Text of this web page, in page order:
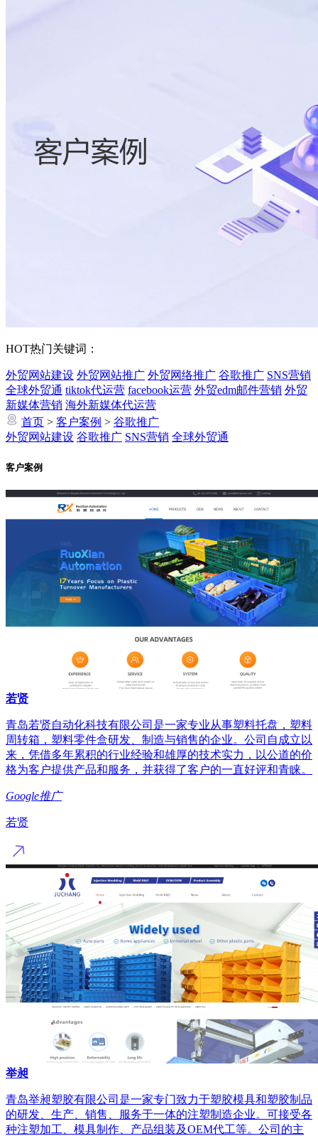
HOT热门关键词：
外贸网站建设 外贸网站推广 外贸网络推广 谷歌推广 SNS营销
全球外贸通 tiktok代运营 facebook运营 外贸edm邮件营销 外贸
新媒体营销 海外新媒体代运营
首页 > 客户案例 > 谷歌推广
外贸网站建设 谷歌推广 SNS营销 全球外贸通
客户案例
若贤
青岛若贤自动化科技有限公司是一家专业从事塑料托盘，塑料
周转箱，塑料零件盒研发、制造与销售的企业。公司自成立以
来，凭借多年累积的行业经验和雄厚的技术实力，以公道的价
格为客户提供产品和服务，并获得了客户的一直好评和青睐。
Google推广
若贤
举昶
青岛举昶塑胶有限公司是一家专门致力于塑胶模具和塑胶制品
的研发、生产、销售、服务于一体的注塑制造企业。可接受各
种注塑加工、模具制作、产品组装及OEM代工等。公司的主